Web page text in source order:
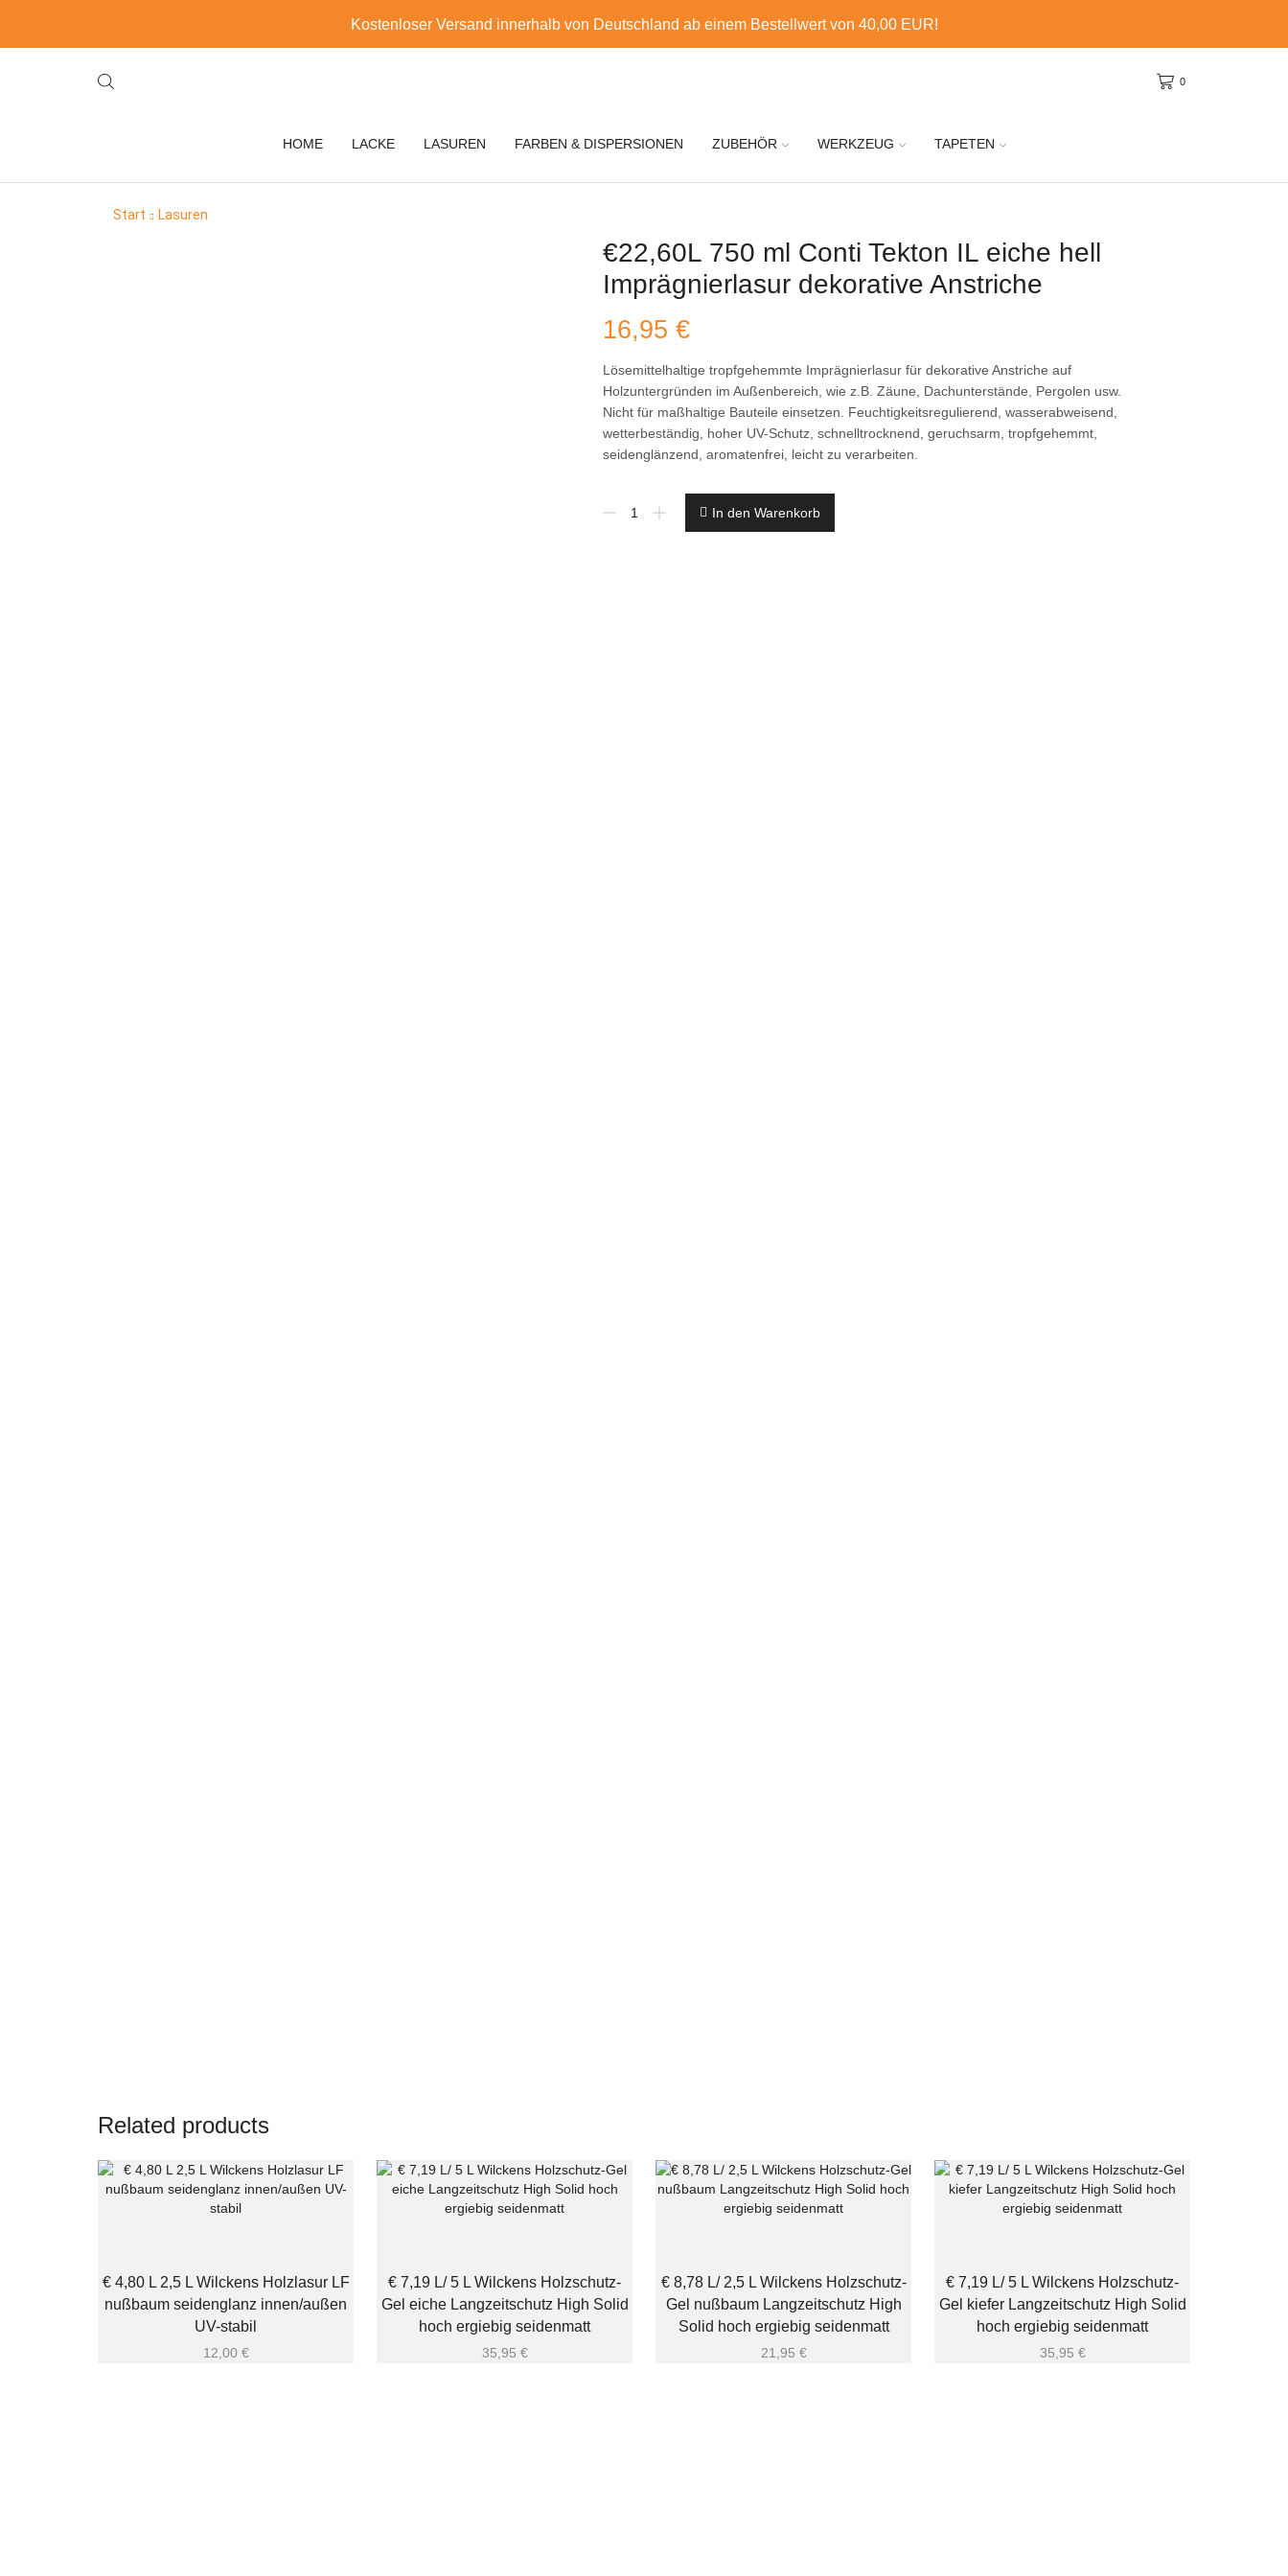
Kostenloser Versand innerhalb von Deutschland ab einem Bestellwert von 40,00 EUR!
0
HOME LACKE LASUREN FARBEN & DISPERSIONEN ZUBEHÖR WERKZEUG TAPETEN
Start Lasuren
€22,60L 750 ml Conti Tekton IL eiche hell
Imprägnierlasur dekorative Anstriche
16,95 €
Lösemittelhaltige tropfgehemmte Imprägnierlasur für dekorative Anstriche auf
Holzuntergründen im Außenbereich, wie z.B. Zäune, Dachunterstände, Pergolen usw.
Nicht für maßhaltige Bauteile einsetzen. Feuchtigkeitsregulierend, wasserabweisend,
wetterbeständig, hoher UV-Schutz, schnelltrocknend, geruchsarm, tropfgehemmt,
seidenglänzend, aromatenfrei, leicht zu verarbeiten.
In den Warenkorb
Related products
€ 4,80 L 2,5 L Wilckens Holzlasur LF
nußbaum seidenglanz innen/außen
UV-stabil
12,00 €
€ 7,19 L/ 5 L Wilckens Holzschutz-
Gel eiche Langzeitschutz High Solid
hoch ergiebig seidenmatt
35,95 €
€ 8,78 L/ 2,5 L Wilckens Holzschutz-
Gel nußbaum Langzeitschutz High
Solid hoch ergiebig seidenmatt
21,95 €
€ 7,19 L/ 5 L Wilckens Holzschutz-
Gel kiefer Langzeitschutz High Solid
hoch ergiebig seidenmatt
35,95 €